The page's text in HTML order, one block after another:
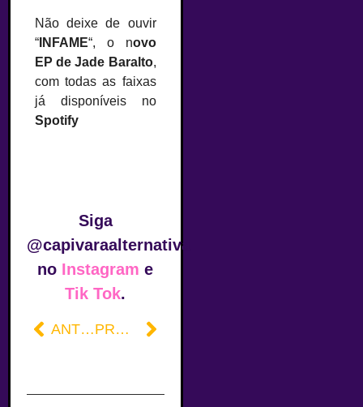
Não deixe de ouvir
“ INFAME“, o novo
EP de Jade Baralto,
com todas as faixas
já disponíveis no
Spotify
Siga
@capivaraalternativa
no Instagram e
Tik Tok.
ANTERIOR PRÓXIMO